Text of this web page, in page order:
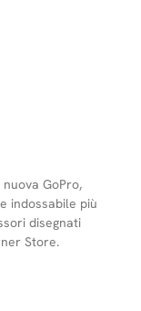
GoPro,
indossabile più
disegnati
Store.